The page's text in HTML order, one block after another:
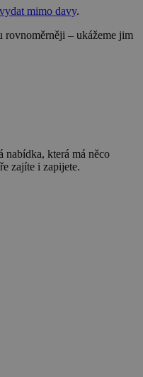
mimo davy.
rovnoměrněji – ukážeme jim
nabídka, která má něco
zajíte i zapijete.